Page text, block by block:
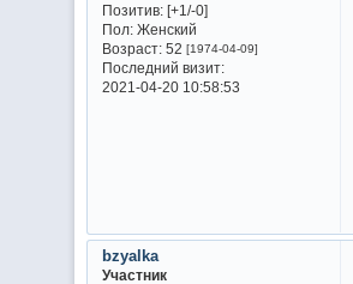
Позитив: [+1/-0]
Пол:Женский
Возраст:52 [1974-04-09]
Последний визит:
2021-04-20 10:58:53
bzyalka
Участник